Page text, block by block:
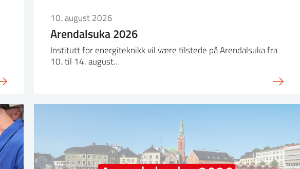
10. august 2026
Arendalsuka 2026
Institutt for energiteknikk vil være tilstede på Arendalsuka fra
10. til 14. august…